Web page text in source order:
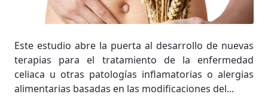
Este estudio abre la puerta al desarrollo de nuevas
terapias para el tratamiento de la enfermedad
celiaca u otras patologías inflamatorias o alergias
alimentarias basadas en las modificaciones del...